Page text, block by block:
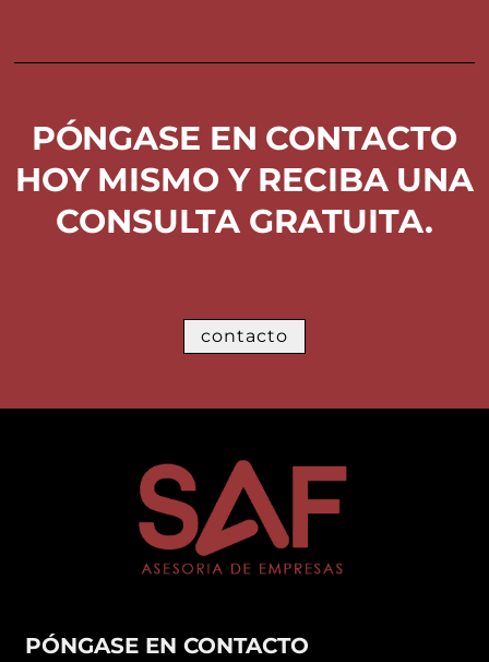
PÓNGASE EN CONTACTO
HOY MISMO Y RECIBA UNA
CONSULTA GRATUITA.
contacto
PÓNGASE EN CONTACTO